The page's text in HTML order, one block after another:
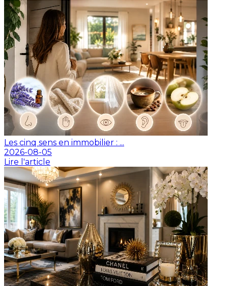
Les cinq sens en immobilier : ...
2026-08-05
Lire l'article